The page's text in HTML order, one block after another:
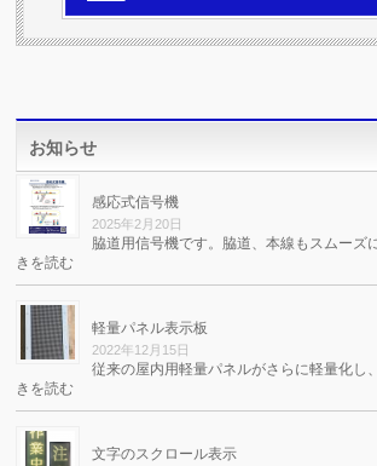
お知らせ
感応式信号機
2025年2月20日
脇道用信号機です。脇道、本線もスムーズ
きを読む
軽量パネル表示板
2022年12月15日
従来の屋内用軽量パネルがさらに軽量化し
きを読む
文字のスクロール表示